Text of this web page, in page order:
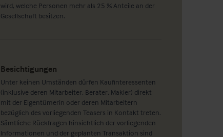
wird, welche Personen mehr als 25 % Anteile an der
Gesellschaft besitzen.
Besichtigungen
Unter keinen Umständen dürfen Kaufinteressenten
(inklusive deren Mitarbeiter, Berater, Makler) direkt
mit der Eigentümerin oder deren Mitarbeitern
bezüglich des vorliegenden Teasers in Kontakt treten.
Sämtliche Rückfragen hinsichtlich der vorliegenden
Informationen und der geplanten Transaktion sind